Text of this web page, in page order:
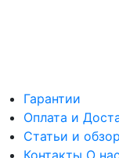
Гарантии
Оплата и
Статьи и
Контакты О нас